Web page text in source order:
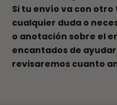
Si tu envío va con
cualquier duda o
o anotación sobre el
encantados de
revisaremos cuanto